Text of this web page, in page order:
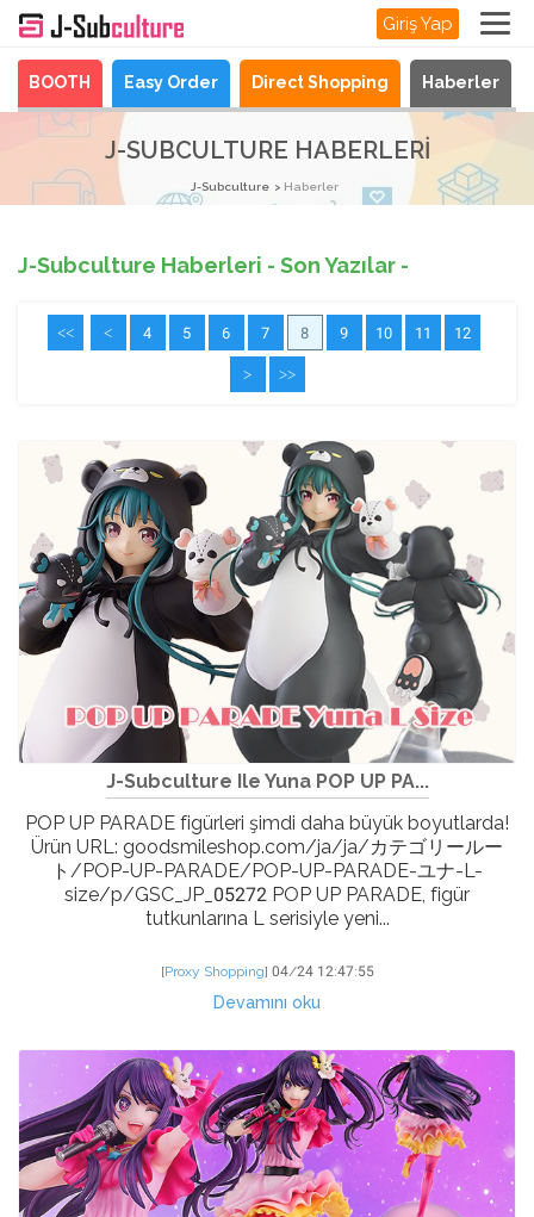
Giriş Yap
BOOTH Easy Order Direct Shopping Haberler
J-SUBCULTURE HABERLERI
J-Subculture Haberler
J-Subculture Haberleri - Son Yazılar -
<< < 4 5 6 7 8 9 10 11 12
> >>
J-Subculture Ile Yuna POP UP PA...
POP UP PARADE figürleri şimdi daha büyük boyutlarda!
Ürün URL: goodsmileshop.com/ja/ja/カテゴリールー
ト/POP-UP-PARADE/POP-UP-PARADE-ユナ-L-
size/p/GSC_JP_05272 POP UP PARADE, figür
tutkunlarına L serisiyle yeni...
[Proxy Shopping] 04/24 12:47:55
Devamını oku